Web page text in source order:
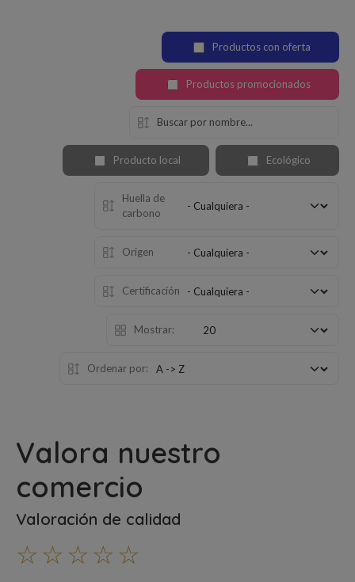
Productos con oferta
Productos promocionados
Producto local Ecológico
Huella de
carbono
Origen
Certificación
Mostrar:
Ordenar por:
Valora nuestro
comercio
Valoración de calidad
☆ ☆ ☆ ☆ ☆